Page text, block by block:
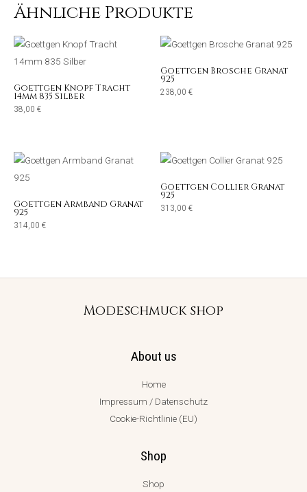
Ähnliche Produkte
Goettgen Knopf Tracht
14mm 835 Silber
38,00 €
Goettgen Brosche Granat
925
238,00 €
Goettgen Armband Granat
925
314,00 €
Goettgen Collier Granat
925
313,00 €
Modeschmuck shop
About us
Home
Impressum / Datenschutz
Cookie-Richtlinie (EU)
Shop
Shop